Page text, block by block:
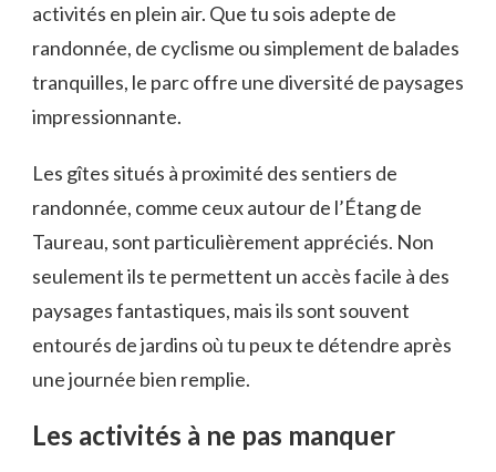
activités en plein air. Que tu sois adepte de
randonnée, de cyclisme ou simplement de balades
tranquilles, le parc offre une diversité de paysages
impressionnante.
Les gîtes situés à proximité des sentiers de
randonnée, comme ceux autour de l’Étang de
Taureau, sont particulièrement appréciés. Non
seulement ils te permettent un accès facile à des
paysages fantastiques, mais ils sont souvent
entourés de jardins où tu peux te détendre après
une journée bien remplie.
Les activités à ne pas manquer